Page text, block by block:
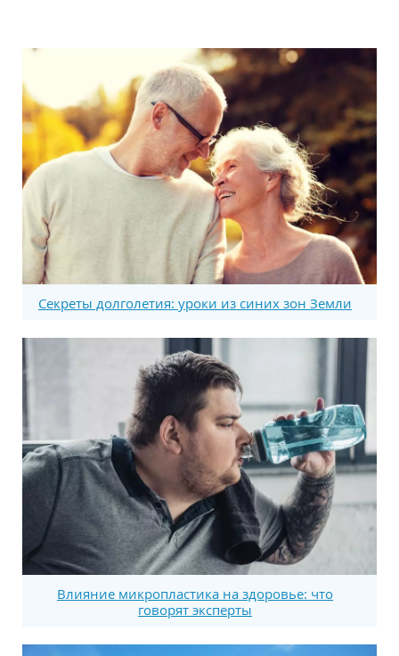
Секреты долголетия: уроки из синих зон Земли
Влияние микропластика на здоровье: что
говорят эксперты